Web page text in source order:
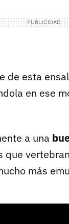
de esta
en ese
a una
que
más